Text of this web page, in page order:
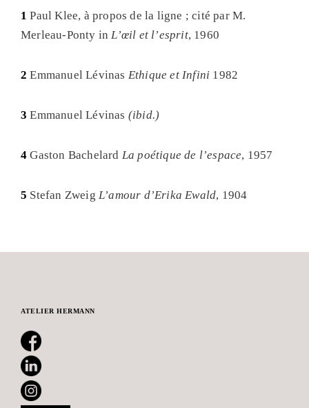
1 Paul Klee, à propos de la ligne ; cité par M.
Merleau-Ponty inL’œil et l’esprit, 1960
2 Emmanuel Lévinas Ethique et Infini 1982
3 Emmanuel Lévinas (ibid.)
4 Gaston Bachelard La poétique de l’espace, 1957
5 Stefan ZweigL’amour d’Erika Ewald, 1904
ATELIER HERMANN